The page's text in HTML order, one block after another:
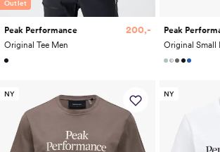
Outlet
Peak Performance
Original Tee Men
200,-
Peak
Original Small
NY NY